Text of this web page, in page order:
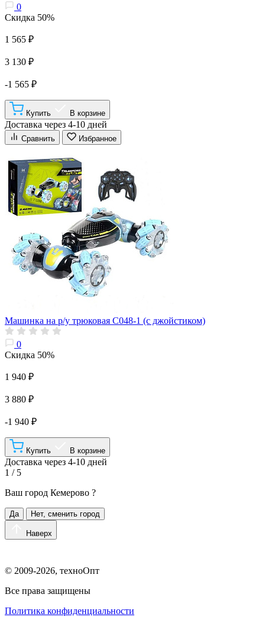
0
Скидка 50%
1 565 ₽
3 130 ₽
-1 565 ₽
Купить В корзине
Доставка через 4-10 дней
Сравнить Избранное
Машинка на р/у трюковая C048-1 (с джойстиком)
0
Скидка 50%
1 940 ₽
3 880 ₽
-1 940 ₽
Купить В корзине
Доставка через 4-10 дней
1 / 5
Ваш город Кемерово ?
Да Нет, сменить город
Наверх
© 2009-2026, техноОпт
Все права защищены
Политика конфиденциальности